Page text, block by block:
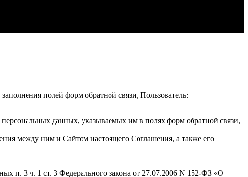
полей форм обратной связи, Пользователь:
данных, указываемых им в полях форм обратной связи,
между ним и Сайтом настоящего Соглашения, а также его
п. 3 ч. 1 ст. 3 Федерального закона от 27.07.2006 N 152-ФЗ «О